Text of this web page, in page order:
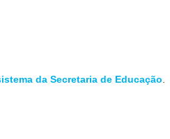
da Secretaria de Educação